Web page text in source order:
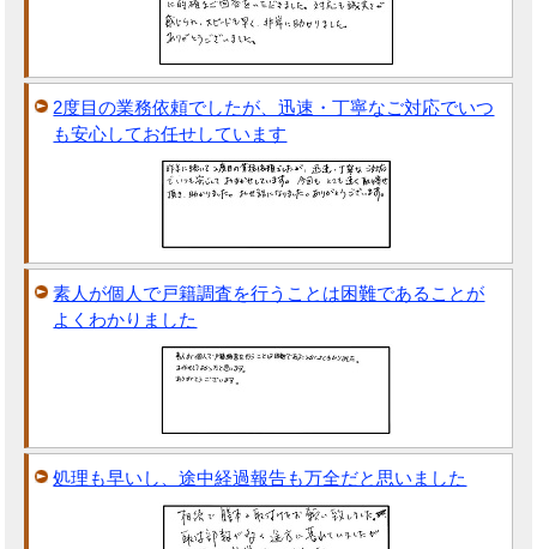
2度目の業務依頼でしたが、迅速・丁寧なご対応でいつ
も安心してお任せしています
素人が個人で戸籍調査を行うことは困難であることが
よくわかりました
処理も早いし、途中経過報告も万全だと思いました